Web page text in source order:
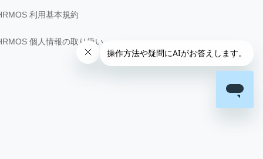
利用基本規約
個人情報の取り扱い